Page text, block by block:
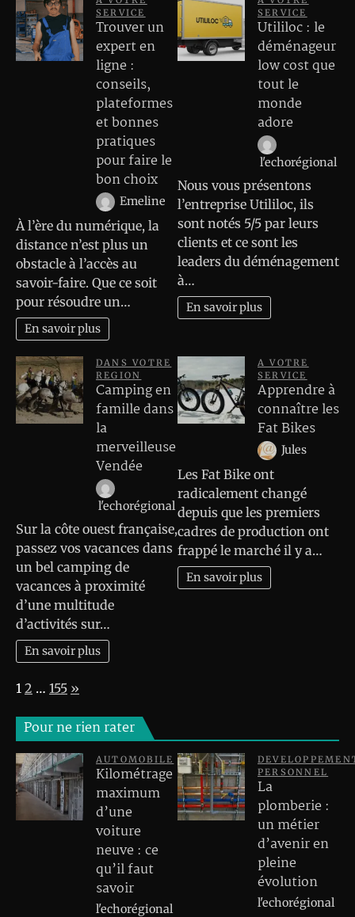
SERVICE
Trouver un
expert en
ligne :
conseils,
plateformes
et bonnes
pratiques
pour faire le
bon choix
Emeline
À l’ère du numérique, la
distance n’est plus un
obstacle à l’accès au
savoir-faire. Que ce soit
pour résoudre un…
En savoir plus
SERVICE
Utililoc : le
déménageur
low cost que
tout le
monde
adore
l'echorégional
Nous vous présentons
l’entreprise Utililoc, ils
sont notés 5/5 par leurs
clients et ce sont les
leaders du déménagement
à…
En savoir plus
DANS VOTRE
REGION
Camping en
famille dans
la
merveilleuse
Vendée
l'echorégional
Sur la côte ouest française,
passez vos vacances dans
un bel camping de
vacances à proximité
d’une multitude
d’activités sur…
En savoir plus
A VOTRE
SERVICE
Apprendre à
connaître les
Fat Bikes
Jules
Les Fat Bike ont
radicalement changé
depuis que les premiers
cadres de production ont
frappé le marché il y a…
En savoir plus
Page:
1 2 … 155 Next
»
Pour ne rien rater
AUTOMOBILE
Kilométrage
maximum
d’une
voiture
neuve : ce
qu’il faut
savoir
l'echorégional
PERSONNEL
La
plomberie :
un métier
d’avenir en
pleine
évolution
l'echorégional